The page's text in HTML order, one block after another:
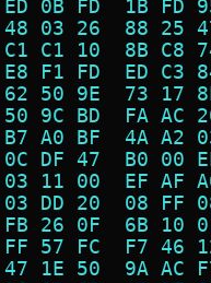
0B FD  1B
03 26  88
C1 10  8B
F1 FD  ED
50 9E  73
9C BD  FA
A0 BF  4A
DF 47  B0
11 00  EF
DD 20  08
26 0F  6B
57 FC  F7
1E 50  9A